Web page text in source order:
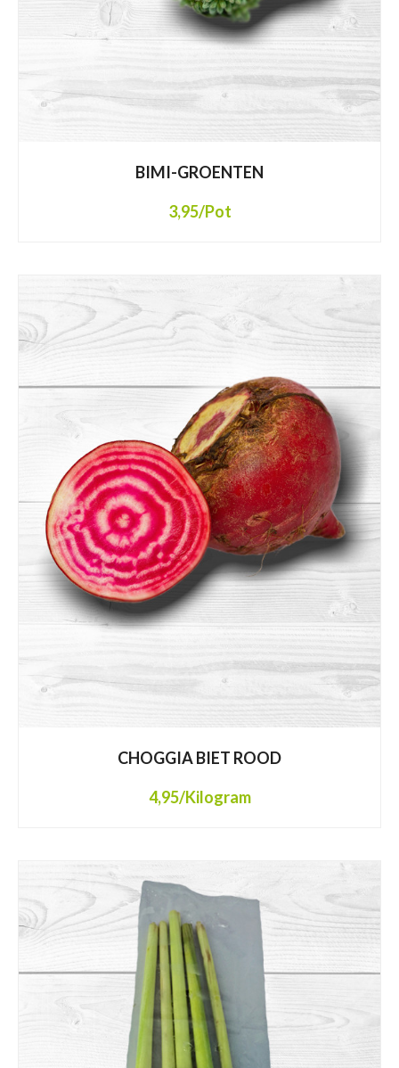
BIMI-GROENTEN
3,95/Pot
CHOGGIA BIET ROOD
4,95/Kilogram